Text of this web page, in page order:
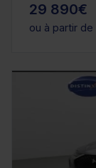
29 890€
ou à partir de